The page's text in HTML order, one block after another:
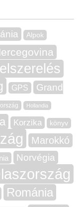
Alpok
GPS
Grand
Hollandia
Korzika könyv
Marokkó
Norvégia
Románia